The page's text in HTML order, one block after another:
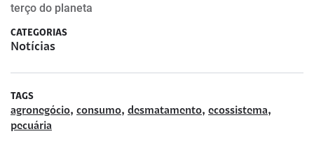
terço do planeta
CATEGORIAS
Notícias
TAGS
agronegócio, consumo, desmatamento, ecossistema,
pecuária